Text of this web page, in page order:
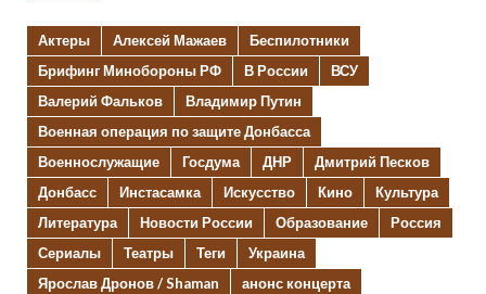
Актеры Алексей Мажаев
Беспилотники
Брифинг Минобороны РФ
В России
ВСУ
Валерий Фальков
Владимир Путин
Военная операция по защите Донбасса
Военнослужащие
Госдума ДНР
Дмитрий Песков
Донбасс
Инстасамка Искусство Кино
Культура
Литература
Новости России Образование
Россия
Сериалы
Театры Теги
Украина
Ярослав Дронов / Shaman
анонс концерта